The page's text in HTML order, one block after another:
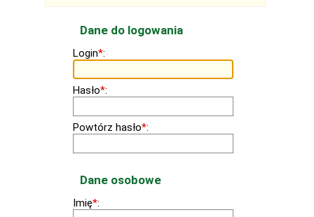
Dane do logowania
Login*:
Hasło*:
Powtórz hasło*:
Dane osobowe
Imię*: